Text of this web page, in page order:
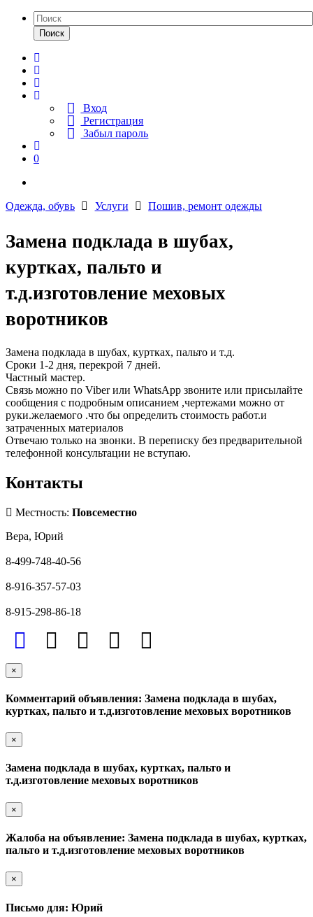
Поиск
Вход
Регистрация
Забыл пароль
0
Одежда, обувь Услуги Пошив, ремонт одежды
Замена подклада в шубах,
куртках, пальто и
т.д.изготовление меховых
воротников
Замена подклада в шубах, куртках, пальто и т.д.
Сроки 1-2 дня, перекрой 7 дней.
Частный мастер.
Cвязь можно по Viber или WhatsApp звоните или присылайте
сообщения с подробным описанием ,чертежами можно от
руки.желаемого .что бы определить стоимость работ.и
затраченных материалов
Отвечаю только на звонки. В переписку без предварительной
телефонной консультации не вступаю.
Контакты
Местность: Повсеместно
Вера, Юрий
8-499-748-40-56
8-916-357-57-03
8-915-298-86-18
×
Комментарий объявления: Замена подклада в шубах,
куртках, пальто и т.д.изготовление меховых воротников
×
Замена подклада в шубах, куртках, пальто и
т.д.изготовление меховых воротников
×
Жалоба на объявление: Замена подклада в шубах, куртках,
пальто и т.д.изготовление меховых воротников
×
Письмо для: Юрий